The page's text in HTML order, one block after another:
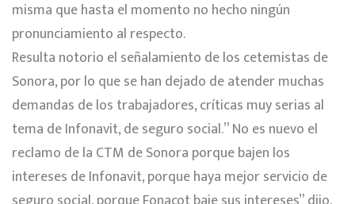
misma que hasta el momento no hecho ningún
pronunciamiento al respecto.
Resulta notorio el señalamiento de los cetemistas de
Sonora, por lo que se han dejado de atender muchas
demandas de los trabajadores, críticas muy serias al
tema de Infonavit, de seguro social.” No es nuevo el
reclamo de la CTM de Sonora porque bajen los
intereses de Infonavit, porque haya mejor servicio de